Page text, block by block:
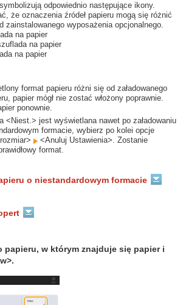
odpowiednio następujące ikony.
że oznaczenia źródeł papieru mogą się różnić
zainstalowanego wyposażenia opcjonalnego.
na papier
na papier
na papier
format papieru różni się od załadowanego
papier mógł nie zostać włożony poprawnie.
ponownie.
<Niest.> jest wyświetlana nawet po załadowaniu
formacie, wybierz po kolei opcje
<Anuluj Ustawienia>. Zostanie
format.
o niestandardowym formacie
papieru, w którym znajduje się papier i